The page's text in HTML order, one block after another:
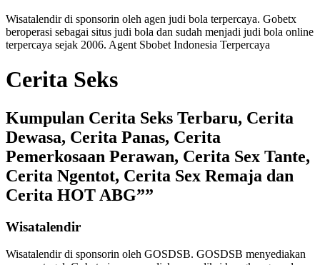
Wisatalendir di sponsorin oleh agen judi bola terpercaya. Gobetx
beroperasi sebagai situs judi bola dan sudah menjadi judi bola online
terpercaya sejak 2006. Agent Sbobet Indonesia Terpercaya
Cerita Seks
Kumpulan Cerita Seks Terbaru, Cerita
Dewasa, Cerita Panas, Cerita
Pemerkosaan Perawan, Cerita Sex Tante,
Cerita Ngentot, Cerita Sex Remaja dan
Cerita HOT ABG””
Wisatalendir
Wisatalendir di sponsorin oleh GOSDSB. GOSDSB menyediakan